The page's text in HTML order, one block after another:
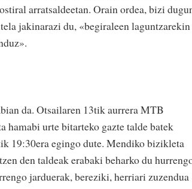
arratsaldeetan. Orain ordea, bizi
jakinarazi du, «begiraleen laguntzarekin
da. Otsailaren 13tik aurrera MTB
hamabi urte bitarteko gazte talde batek
19:30era egingo dute. Mendiko bizikleta
den taldeak erabaki beharko du
jarduerak, bereziki, herriari zuzendua